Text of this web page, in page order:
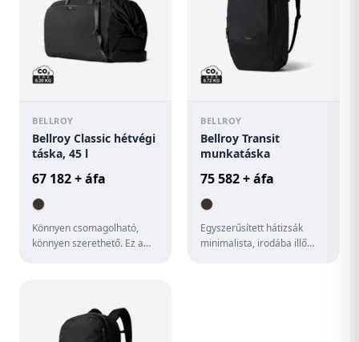
BELLROY
Bellroy Classic hétvégi
táska, 45 l
67 182 + áfa
Könnyen csomagolható,
könnyen szerethető. Ez a
BELLROY
Bellroy Transit
munkatáska
75 582 + áfa
Egyszerűsített hátizsák
minimalista, irodába illő